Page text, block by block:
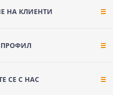
НА КЛИЕНТИ
СЕ С НАС